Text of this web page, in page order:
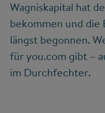
Wagniskapital hat
bekommen und
längst begonnen.
für you.com gibt –
im Durchfechter.